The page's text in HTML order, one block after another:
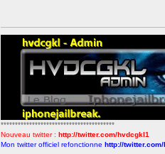
****************************************
Nouveau twitter : http://twitter.com/hvdcgkl1
Mon twitter officiel refonctionne http://